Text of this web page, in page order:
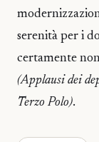
serenità per i
certamente
(Applausi dei
Terzo Polo).